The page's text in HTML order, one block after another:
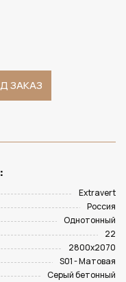
ЗАКАЗ
Extravert
Россия
Однотонный
22
2800х2070
S01 - Матовая
Серый бетонный